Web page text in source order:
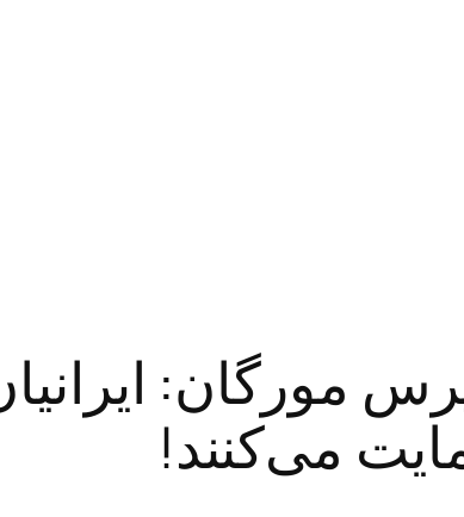
مورگان:
می‌کنند!